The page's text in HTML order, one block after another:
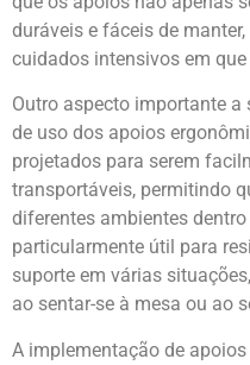
duráveis e fáceis de
cuidados intensivos em
Outro aspecto importante
de uso dos apoios
projetados para serem
transportáveis, permitindo
diferentes ambientes
particularmente útil para
suporte em várias
ao sentar-se à mesa ou ao
A implementação de